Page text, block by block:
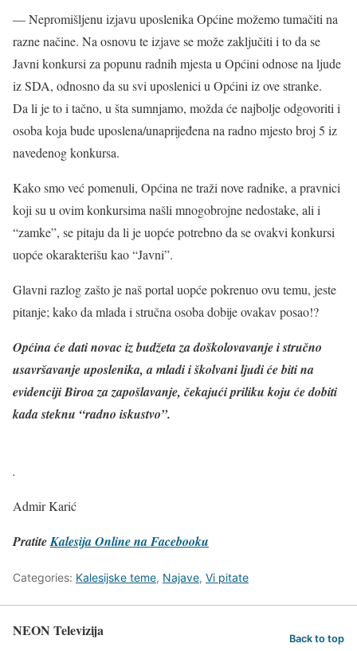
— Nepromišljenu izjavu uposlenika Općine možemo tumačiti na
razne načine. Na osnovu te izjave se može zaključiti i to da se
Javni konkursi za popunu radnih mjesta u Općini odnose na ljude
iz SDA, odnosno da su svi uposlenici u Općini iz ove stranke.
Da li je to i tačno, u šta sumnjamo, možda će najbolje odgovoriti i
osoba koja bude uposlena/unaprijeđena na radno mjesto broj 5 iz
navedenog konkursa.
Kako smo već pomenuli, Općina ne traži nove radnike, a pravnici
koji su u ovim konkursima našli mnogobrojne nedostake, ali i
“zamke”, se pitaju da li je uopće potrebno da se ovakvi konkursi
uopće okarakterišu kao “Javni”.
Glavni razlog zašto je naš portal uopće pokrenuo ovu temu, jeste
pitanje; kako da mlada i stručna osoba dobije ovakav posao!?
Općina će dati novac iz budžeta za doškolovavanje i stručno
usavršavanje uposlenika, a mladi i školvani ljudi će biti na
evidenciji Biroa za zapošlavanje, čekajući priliku koju će dobiti
kada steknu “radno iskustvo”.
.
Admir Karić
PratiteKalesija Online na Facebooku
Categories: Kalesijske teme, Najave, Vi pitate
NEON Televizija Back to top